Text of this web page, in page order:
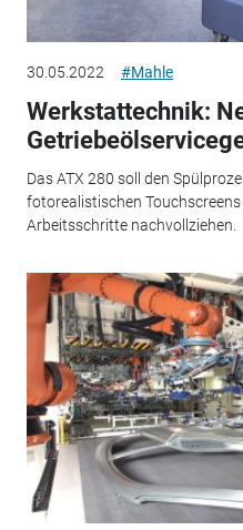
30.05.2022 #Mahle
Werkstattechnik:
Das ATX 280 soll den
fotorealistischen
Arbeitsschritte nachvollziehen.